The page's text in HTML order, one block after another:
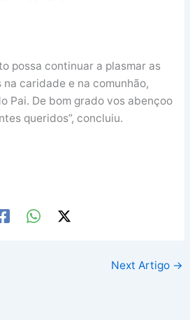
possa continuar a plasmar as
caridade e na comunhão,
Pai. De bom grado vos abençoo
queridos”, concluiu.
Next Artigo →